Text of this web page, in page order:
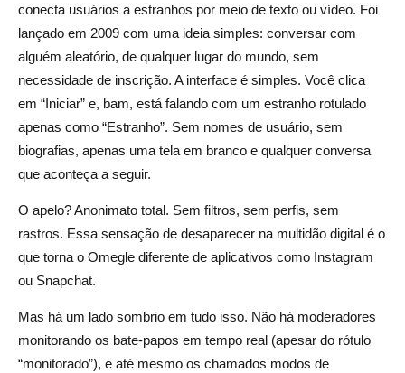
O Omegle está protegido contra vírus ou malware?
O Omegle é seguro durante a gravidez ou para adultos?
conecta usuários a estranhos por meio de texto ou vídeo. Foi
lançado em 2009 com uma ideia simples: conversar com
alguém aleatório, de qualquer lugar do mundo, sem
necessidade de inscrição. A interface é simples. Você clica
em “Iniciar” e, bam, está falando com um estranho rotulado
apenas como “Estranho”. Sem nomes de usuário, sem
biografias, apenas uma tela em branco e qualquer conversa
que aconteça a seguir.
O apelo? Anonimato total. Sem filtros, sem perfis, sem
rastros. Essa sensação de desaparecer na multidão digital é o
que torna o Omegle diferente de aplicativos como Instagram
ou Snapchat.
Mas há um lado sombrio em tudo isso. Não há moderadores
monitorando os bate-papos em tempo real (apesar do rótulo
“monitorado”), e até mesmo os chamados modos de